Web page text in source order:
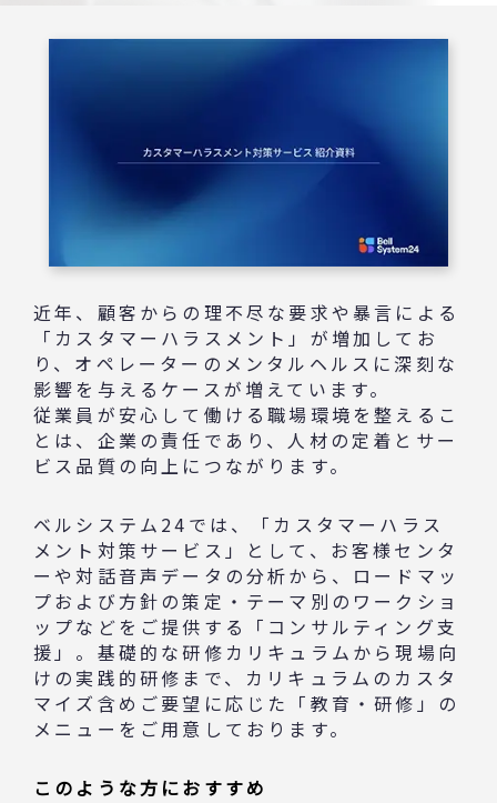
近年、顧客からの理不尽な要求や暴言による
「カスタマーハラスメント」が増加してお
り、オペレーターのメンタルヘルスに深刻な
影響を与えるケースが増えています。
従業員が安心して働ける職場環境を整えるこ
とは、企業の責任であり、人材の定着とサー
ビス品質の向上につながります。
ベルシステム24では、「カスタマーハラス
メント対策サービス」として、お客様センタ
ーや対話音声データの分析から、ロードマッ
プおよび方針の策定・テーマ別のワークショ
ップなどをご提供する「コンサルティング支
援」。基礎的な研修カリキュラムから現場向
けの実践的研修まで、カリキュラムのカスタ
マイズ含めご要望に応じた「教育・研修」の
メニューをご用意しております。
このような方におすすめ